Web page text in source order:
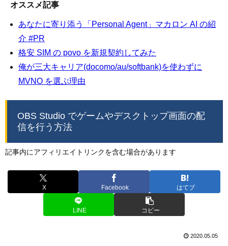
オススメ記事
あなたに寄り添う「Personal Agent」マカロン AI の紹
介 #PR
格安 SIM の povo を新規契約してみた
俺が三大キャリア(docomo/au/softbank)を使わずに
MVNO を選ぶ理由
OBS Studio でゲームやデスクトップ画面の配
信を行う方法
記事内にアフィリエイトリンクを含む場合があります
X Facebook はてブ
LINE コピー
2020.05.05